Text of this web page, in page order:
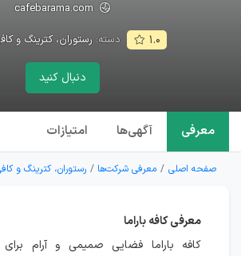
۱.۰ دسته: رستوران، کترینگ و
دنبال کنید
معرفی آگهی‌ها امتیازات
صفحه اصلی معرفی شرکت‌ها رستوران، کترینگ و
معرفی کافه باراما
کافه باراما فضایی صمیمی و آرام